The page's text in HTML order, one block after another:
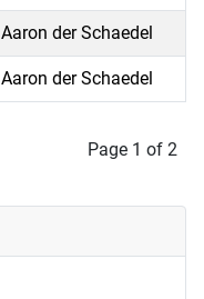
Aaron der Schaedel
Aaron der Schaedel
Page 1 of 2